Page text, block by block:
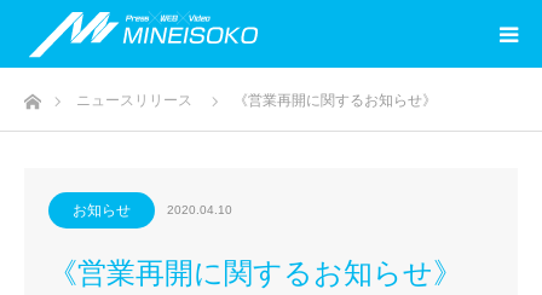
ホームニュースリリース 《営業再開に関するお知らせ》
お知らせ 2020.04.10
《営業再開に関するお知らせ》